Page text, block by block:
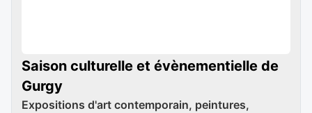
Saison culturelle et évènementielle de
Gurgy
Expositions d'art contemporain, peintures,